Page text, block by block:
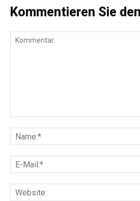
Kommentieren Sie